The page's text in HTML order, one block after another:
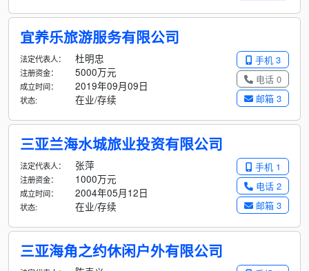
宜养乐旅游服务有限公司
手机 3
电话 0
邮箱 3
法定代表人： 杜明忠
注册资金： 5000万元
成立时间： 2019年09月09日
状态: 在业/存续
三亚兰海水城旅业投资有限公司
手机 1
电话 2
邮箱 3
法定代表人： 张萍
注册资金： 1000万元
成立时间： 2004年05月12日
状态: 在业/存续
三亚海角之约休闲户外有限公司